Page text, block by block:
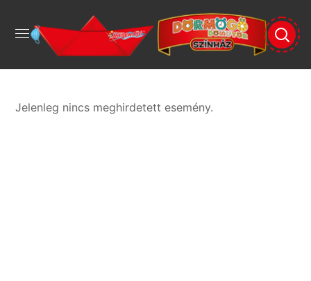
Jelenleg nincs meghirdetett esemény.